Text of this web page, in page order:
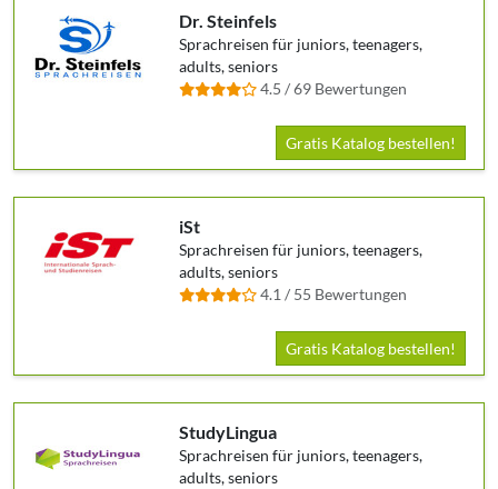
Dr. Steinfels
Sprachreisen für juniors, teenagers,
adults, seniors
4.5 / 69 Bewertungen
Gratis Katalog bestellen!
iSt
Sprachreisen für juniors, teenagers,
adults, seniors
4.1 / 55 Bewertungen
Gratis Katalog bestellen!
StudyLingua
Sprachreisen für juniors, teenagers,
adults, seniors